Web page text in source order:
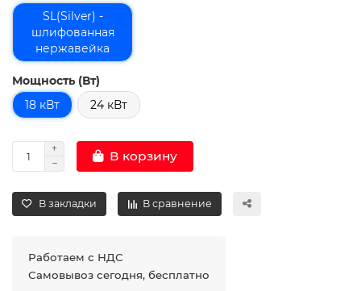
SL(Silver) -
шлифованная
нержавейка
Мощность (Вт)
18 кВт
24 кВт
В корзину
В закладки В сравнение
Работаем с НДС
Самовывоз сегодня, бесплатно